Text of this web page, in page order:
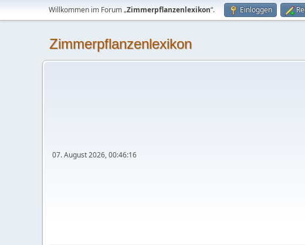
Willkommen im Forum „Zimmerpflanzenlexikon“. Einloggen
Zimmerpflanzenlexikon
07. August 2026, 00:46:16